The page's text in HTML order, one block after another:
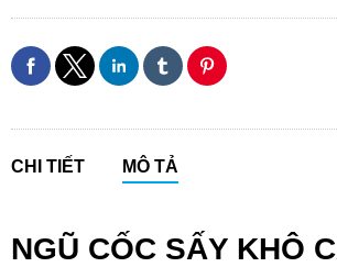
CHI TIẾT MÔ TẢ
NGŨ CỐC SẤY KHÔ